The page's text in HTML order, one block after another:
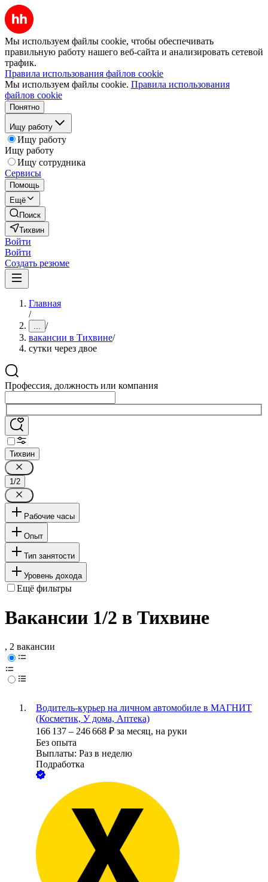
Мы используем файлы cookie, чтобы обеспечивать
правильную работу нашего веб-сайта и анализировать сетевой
трафик.
Правила использования файлов cookie
Мы используем файлы cookie. Правила использования
файлов cookie
Понятно
Ищу работу
Ищу работу
Ищу работу
Ищу сотрудника
Сервисы
Помощь
Ещё
Поиск
Тихвин
Войти
Войти
Создать резюме
Главная
/
... /
вакансии в Тихвине/
сутки через двое
Профессия, должность или компания
Тихвин
1/2
Рабочие часы
Опыт
Тип занятости
Уровень дохода
Ещё фильтры
Вакансии 1/2 в Тихвине
, 2 вакансии
Водитель-курьер на личном автомобиле в МАГНИТ
(Косметик, У дома, Аптека)
166 137 – 246 668 ₽ за месяц, на руки
Без опыта
Выплаты: Раз в неделю
Подработка